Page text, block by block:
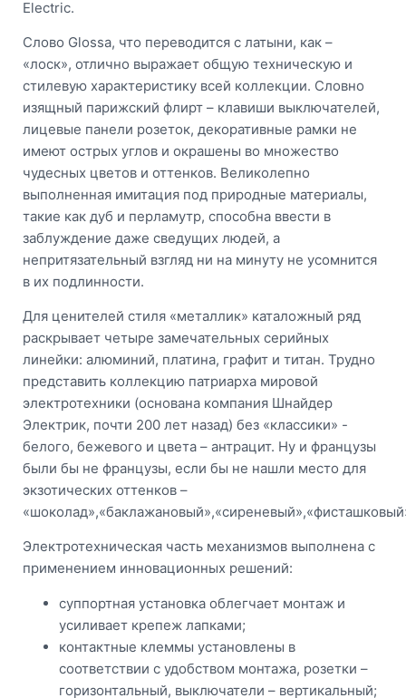
Electric.
Слово Glossa, что переводится с латыни, как –
«лоск», отлично выражает общую техническую и
стилевую характеристику всей коллекции. Словно
изящный парижский флирт – клавиши выключателей,
лицевые панели розеток, декоративные рамки не
имеют острых углов и окрашены во множество
чудесных цветов и оттенков. Великолепно
выполненная имитация под природные материалы,
такие как дуб и перламутр, способна ввести в
заблуждение даже сведущих людей, а
непритязательный взгляд ни на минуту не усомнится
в их подлинности.
Для ценителей стиля «металлик» каталожный ряд
раскрывает четыре замечательных серийных
линейки: алюминий, платина, графит и титан. Трудно
представить коллекцию патриарха мировой
электротехники (основана компания Шнайдер
Электрик, почти 200 лет назад) без «классики» -
белого, бежевого и цвета – антрацит. Ну и французы
были бы не французы, если бы не нашли место для
экзотических оттенков –
Электротехническая часть механизмов выполнена с
применением инновационных решений:
суппортная установка облегчает монтаж и
усиливает крепеж лапками;
контактные клеммы установлены в
соответствии с удобством монтажа, розетки –
горизонтальный, выключатели – вертикальный;